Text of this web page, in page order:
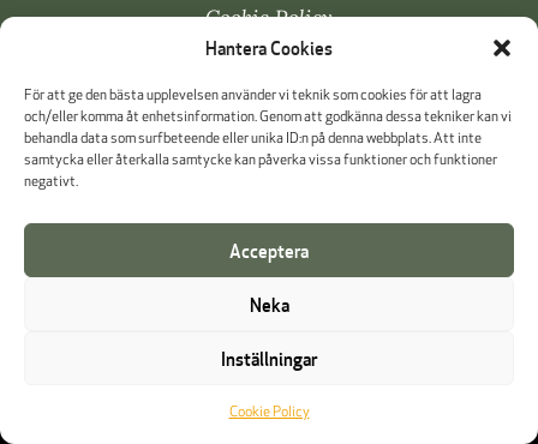
Hantera Cookies
För att ge den bästa upplevelsen använder vi teknik som cookies för att lagra
och/eller komma åt enhetsinformation. Genom att godkänna dessa tekniker kan vi
behandla data som surfbeteende eller unika ID:n på denna webbplats. Att inte
samtycka eller återkalla samtycke kan påverka vissa funktioner och funktioner
negativt.
Acceptera
Neka
Inställningar
Cookie Policy
Cookie Policy